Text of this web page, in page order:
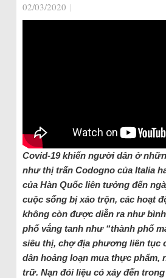
02/03/2020 |
Covid-19 khiến người dân ở
như thị trấn Codogno của Italia
của Hàn Quốc liên tưởng đến
cuộc sống bị xáo trộn, các hoạt
không còn được diễn ra như
phố vắng tanh như “thành phố
siêu thị, chợ địa phương liên tục
dân hoảng loạn mua thực phẩm,
trữ. Nạn đói liệu có xảy đến